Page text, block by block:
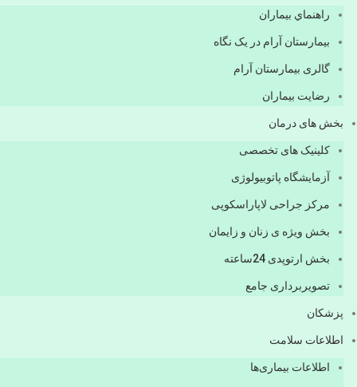
راهنماي بیماران
بیمارستان آرام در یک نگاه
گالری بیمارستان آرام
رضایت بیماران
بخش های درمان
کلینیک های تخصصی
آزمایشگاه پاتوبیولوژی
مرکز جراحی لاپاراسکوپی
بخش ویژه ی زنان و زایمان
بخش ارتوپدی 24ساعته
تصویربرداری جامع
پزشكان
اطلاعات سلامت
اطلاعات بیماری‌ها